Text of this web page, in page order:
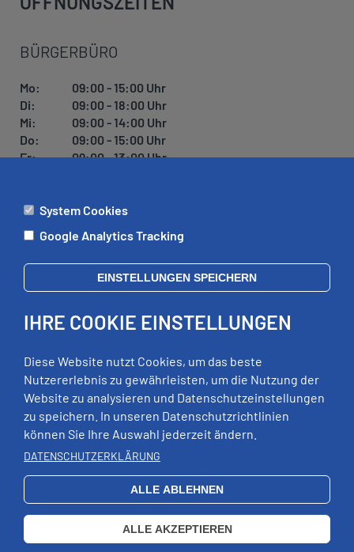
BÜRGERBÜRO
Mo:
09:00 - 15:00 Uhr
Di:
09:00 - 18:00 Uhr
Mi:
09:00 - 14:00 Uhr
Do:
09:00 - 15:00 Uhr
Fr:
09:00 - 13:00 Uhr
ÄMTER
Di:
09:00 - 12:00 Uhr, 13:00 - 18:00 Uhr
Mi:
geschlossen
Fr:
09:00 - 12:00 Uhr
RECHTLICHES
Impressum
Datenschutz
Erklärung zur Barrierefreiheit
Schloss Wildeck
System Cookies
Google Analytics Tracking
EINSTELLUNGEN SPEICHERN
IHRE COOKIE EINSTELLUNGEN
Diese Website nutzt Cookies, um das beste
Nutzererlebnis zu gewährleisten, um die Nutzung der
Website zu analysieren und Datenschutzeinstellungen
zu speichern. In unseren Datenschutzrichtlinien
können Sie Ihre Auswahl jederzeit ändern.
DATENSCHUTZERKLÄRUNG
ALLE ABLEHNEN
ALLE AKZEPTIEREN